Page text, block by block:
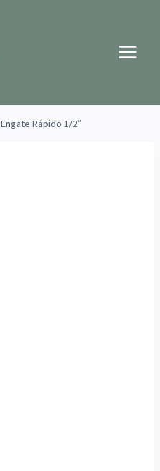
Engate Rápido 1/2″